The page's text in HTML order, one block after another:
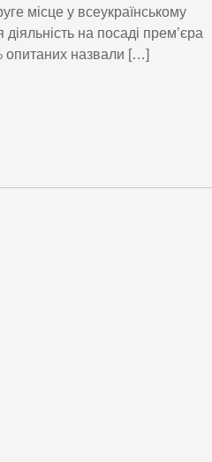
місце у всеукраїнському
на посаді прем’єра
опитаних назвали […]